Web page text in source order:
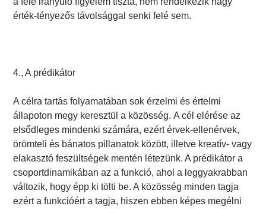
érték-tényezős távolsággal senki felé sem.
4., A prédikátor
A célra tartás folyamatában sok érzelmi és értelmi
állapoton megy keresztül a közösség. A cél elérése az
elsődleges mindenki számára, ezért érvek-ellenérvek,
örömteli és bánatos pillanatok között, illetve kreatív- vagy
elakasztó feszültségek mentén létezünk. A prédikátor a
csoportdinamikában az a funkció, ahol a leggyakrabban
változik, hogy épp ki tölti be. A közösség minden tagja
ezért a funkcióért a tagja, hiszen ebben képes megélni